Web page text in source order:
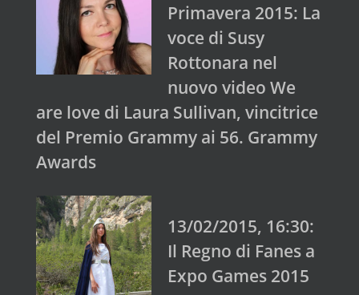
Primavera 2015: La
voce di Susy
Rottonara nel
nuovo video We
are love di Laura Sullivan, vincitrice
del Premio Grammy ai 56. Grammy
Awards
13/02/2015, 16:30:
Il Regno di Fanes a
Expo Games 2015